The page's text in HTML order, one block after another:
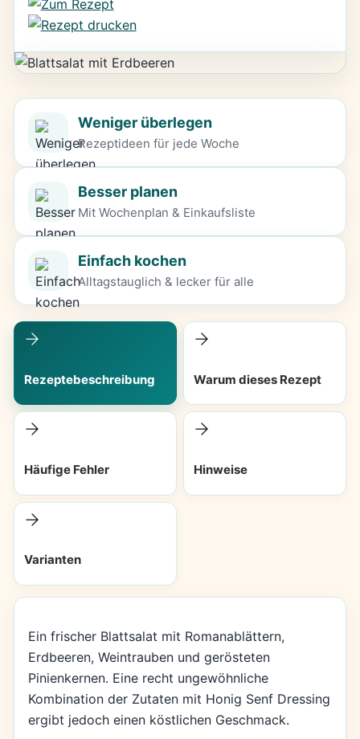
Weniger überlegen
Rezeptideen für jede Woche
Besser planen
Mit Wochenplan & Einkaufsliste
Einfach kochen
Alltagstauglich & lecker für alle
Rezeptebeschreibung Warum dieses Rezept
Häufige Fehler Hinweise
Varianten
Ein frischer Blattsalat mit Romanablättern,
Erdbeeren, Weintrauben und gerösteten
Pinienkernen. Eine recht ungewöhnliche
Kombination der Zutaten mit Honig Senf Dressing
ergibt jedoch einen köstlichen Geschmack.